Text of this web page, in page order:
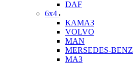
DAF
6x4
КАМАЗ
VOLVO
MAN
MERSEDES-BENZ
МАЗ